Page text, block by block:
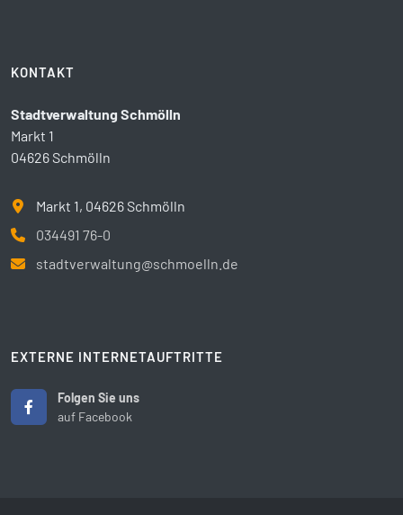
KONTAKT
Stadtverwaltung Schmölln
Markt 1
04626 Schmölln
Markt 1, 04626 Schmölln
034491 76-0
stadtverwaltung@schmoelln.de
EXTERNE INTERNETAUFTRITTE
Folgen Sie uns
auf Facebook